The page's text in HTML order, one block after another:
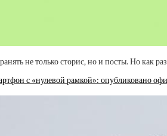
не только сторис, но и посты. Но как
с «нулевой рамкой»: опубликовано